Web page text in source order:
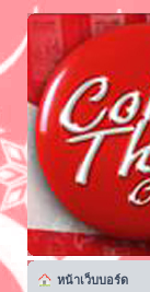
หน้าเว็บบอร์ด